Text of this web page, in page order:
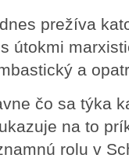
prežíva
útokmi
a
čo sa týka
na to
rolu v